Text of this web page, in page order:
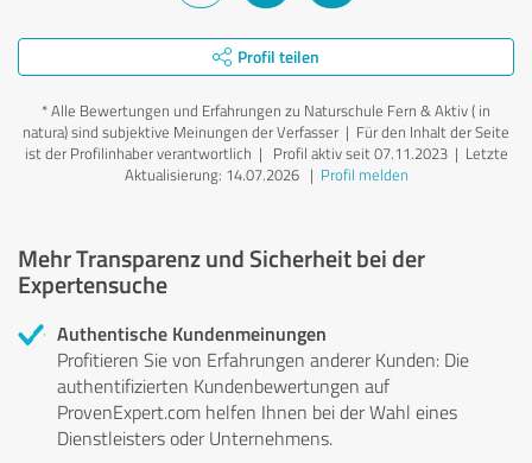
Profil teilen
*Alle Bewertungen und Erfahrungen zu Naturschule Fern & Aktiv ( in
natura) sind subjektive Meinungen der Verfasser | Für den Inhalt der Seite
ist der Profilinhaber verantwortlich | Profil aktiv seit 07.11.2023 | Letzte
Aktualisierung: 14.07.2026| Profil melden
Mehr Transparenz und Sicherheit bei der
Expertensuche
Authentische Kundenmeinungen
Profitieren Sie von Erfahrungen anderer Kunden: Die
authentifizierten Kundenbewertungen auf
ProvenExpert.com helfen Ihnen bei der Wahl eines
Dienstleisters oder Unternehmens.